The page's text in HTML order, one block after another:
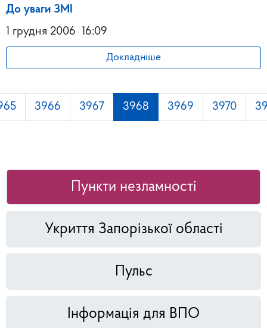
До уваги ЗМІ
1 грудня 2006
16:09
Докладніше
3966 3967 3968 3969 3970
Пункти незламності
Укриття Запорізької області
Пульс
Інформація для ВПО